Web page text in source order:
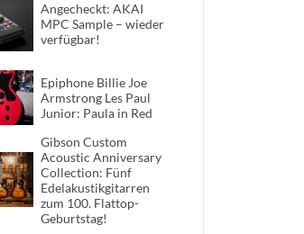
Angecheckt: AKAI
MPC Sample – wieder
verfügbar!
Epiphone Billie Joe
Armstrong Les Paul
Junior: Paula in Red
Gibson Custom
Acoustic Anniversary
Collection: Fünf
Edelakustikgitarren
zum 100. Flattop-
Geburtstag!